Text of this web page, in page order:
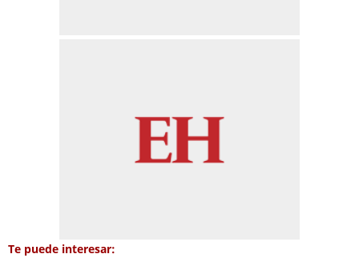
Te puede interesar: